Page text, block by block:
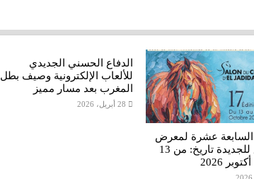
p
السابعة عشرة لمعرض
الفرس للجديدة تاريخ: من 13
الدفاع الحسني الجديدي
للألعاب الإلكترونية وصيف بطل
المغرب بعد مسار مميز
28 أبريل، 2026